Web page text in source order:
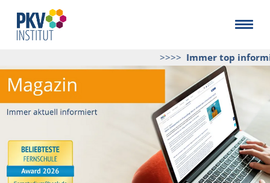
>>>>Immer top informiert